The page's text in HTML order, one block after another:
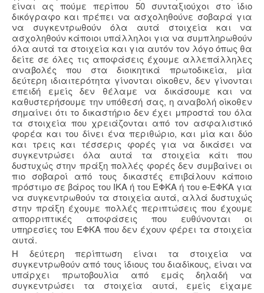
είναι ας πούμε περίπου 50 συνταξιούχοι στο ίδιο
δικόγραφο και πρέπει να ασχοληθούνε σοβαρά για
να συγκεντρωθούν όλα αυτά στοιχεία και να
ασχοληθούν κάποιοι υπάλληλοι για να συμπληρωθούν
όλα αυτά τα στοιχεία και για αυτόν τον λόγο όπως θα
δείτε σε όλες τις αποφάσεις έχουμε αλλεπάλληλες
αναβολές που στα διοικητικά πρωτοδικεία, μία
δεύτερη ιδιαιτερότητα γίνονται οίκοθεν, δεν γίνονται
επειδή εμείς δεν θέλαμε να δικάσουμε και να
καθυστερήσουμε την υπόθεσή σας, η αναβολή οίκοθεν
σημαίνει ότι το δικαστήριο δεν έχει μπροστά του όλα
τα στοιχεία που χρειάζονται από τον ασφαλιστικό
φορέα και του δίνει ένα περιθώριο, και μία και δύο
και τρεις και τέσσερις φορές για να δικάσει να
συγκεντρώσει όλα αυτά τα στοιχεία κάτι που
δυστυχώς στην πράξη πολλές φορές δεν συμβαίνει οι
πιο σοβαροί από τους δικαστές επιβάλουν κάποιο
πρόστιμο σε βάρος του ΙΚΑ ή του ΕΦΚΑ ή του e-ΕΦΚΑ για
να συγκεντρωθούν τα στοιχεία αυτά, αλλά δυστυχώς
στην πράξη έχουμε πολλές περιπτώσεις που έχουμε
απορριπτικές αποφάσεις που ευθύνονται οι
υπηρεσίες του ΕΦΚΑ που δεν έχουν φέρει τα στοιχεία
αυτά.
Η δεύτερη περίπτωση είναι τα στοιχεία να
συγκεντρωθούν από τους ίδιους του διαδίκους, είναι να
υπάρχει πρωτοβουλία από εμάς δηλαδή να
συγκεντρώσει τα στοιχεία αυτά, εμείς είχαμε